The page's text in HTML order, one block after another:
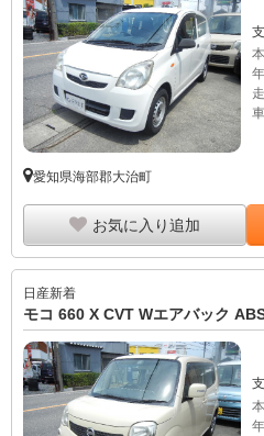
愛知県海部郡大治町
お気に入り追加
日産新着
モコ 660 X CVT Wエアバック